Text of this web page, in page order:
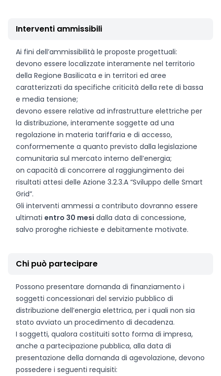
Interventi ammissibili
Ai fini dell’ammissibilità le proposte progettuali:
devono essere localizzate interamente nel territorio
della Regione Basilicata e in territori ed aree
caratterizzati da specifiche criticità della rete di bassa
e media tensione;
devono essere relative ad infrastrutture elettriche per
la distribuzione, interamente soggette ad una
regolazione in materia tariffaria e di accesso,
conformemente a quanto previsto dalla legislazione
comunitaria sul mercato interno dell’energia;
on capacità di concorrere al raggiungimento dei
risultati attesi delle Azione 3.2.3.A “Sviluppo delle Smart
Grid”.
Gli interventi ammessi a contributo dovranno essere
ultimati entro 30 mesi dalla data di concessione,
salvo proroghe richieste e debitamente motivate.
Chi può partecipare
Possono presentare domanda di finanziamento i
soggetti concessionari del servizio pubblico di
distribuzione dell’energia elettrica, per i quali non sia
stato avviato un procedimento di decadenza.
I soggetti, qualora costituiti sotto forma di impresa,
anche a partecipazione pubblica, alla data di
presentazione della domanda di agevolazione, devono
possedere i seguenti requisiti: